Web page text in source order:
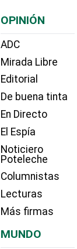
OPINIÓN
ADC
Mirada Libre
Editorial
De buena tinta
En Directo
El Espía
Noticiero
Poteleche
Columnistas
Lecturas
Más firmas
MUNDO